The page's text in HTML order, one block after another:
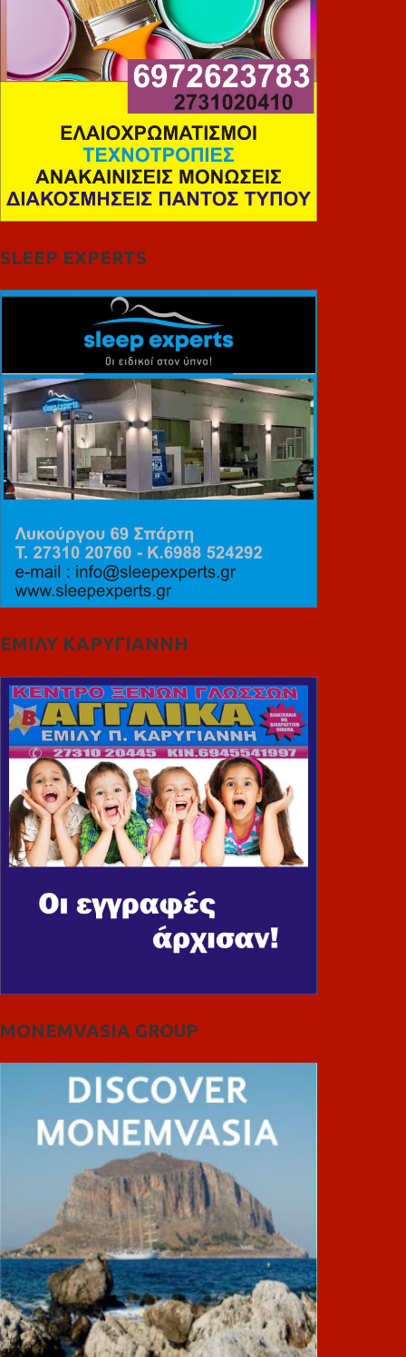
SLEEP EXPERTS
ΕΜΙΛΥ ΚΑΡΥΓΙΑΝΝΗ
MONEMVASIA GROUP